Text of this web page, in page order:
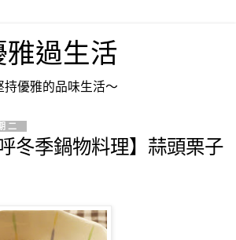
過生活
優雅的品味生活～
二
冬季鍋物料理】蒜頭栗子